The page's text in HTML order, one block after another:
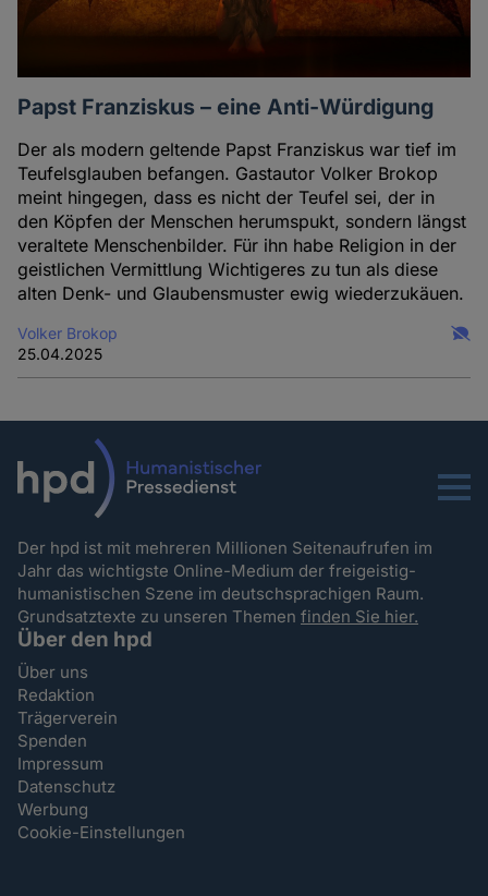
Papst Franziskus – eine Anti-Würdigung
Der als modern geltende Papst Franziskus war tief im
Teufelsglauben befangen. Gastautor Volker Brokop
meint hingegen, dass es nicht der Teufel sei, der in
den Köpfen der Menschen herumspukt, sondern längst
veraltete Menschenbilder. Für ihn habe Religion in der
geistlichen Vermittlung Wichtigeres zu tun als diese
alten Denk- und Glaubensmuster ewig wiederzukäuen.
Volker Brokop
25.04.2025
Menu
Der hpd ist mit mehreren Millionen Seitenaufrufen im
Jahr das wichtigste Online-Medium der freigeistig-
humanistischen Szene im deutschsprachigen Raum.
Grundsatztexte zu unseren Themenfinden Sie hier.
Über den hpd
Über uns
Redaktion
Trägerverein
Spenden
Impressum
Datenschutz
Werbung
Cookie-Einstellungen